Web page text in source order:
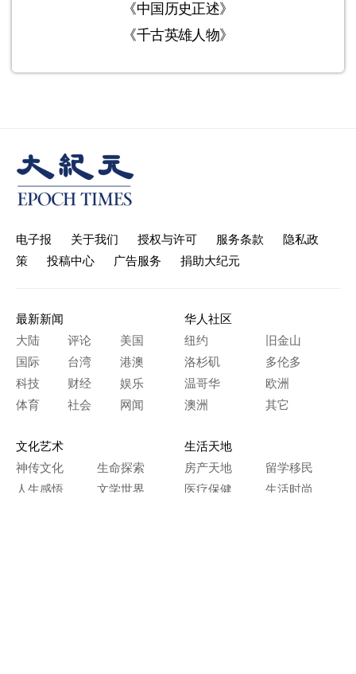
《中国历史正述》
《千古英雄人物》
电子报 关于我们 授权与许可 服务条款
隐私政
策
投稿中心 广告服务 捐助大纪元
最新新闻
大陆
评论
美国
国际
台湾
港澳
科技
财经
娱乐
体育
社会 网闻
华人社区
纽约
旧金山
洛杉矶
多伦多
温哥华
欧洲
澳洲
其它
文化艺术
神传文化
生命探索
人生感悟
文学世界
生活天地
房产天地
留学移民
医疗保健
生活时尚